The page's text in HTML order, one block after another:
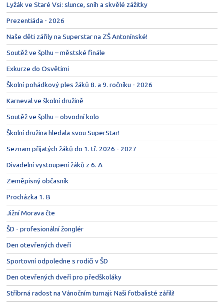
Lyžák ve Staré Vsi: slunce, sníh a skvělé zážitky
Prezentiáda - 2026
Naše děti zářily na Superstar na ZŠ Antonínské!
Soutěž ve šplhu – městské finále
Exkurze do Osvětimi
Školní pohádkový ples žáků 8. a 9. ročníku - 2026
Karneval ve školní družině
Soutěž ve šplhu – obvodní kolo
Školní družina hledala svou SuperStar!
Seznam přijatých žáků do 1. tř. 2026 - 2027
Divadelní vystoupení žáků z 6. A
Zeměpisný občasník
Procházka 1. B
Jižní Morava čte
ŠD - profesionální žonglér
Den otevřených dveří
Sportovní odpoledne s rodiči v ŠD
Den otevřených dveří pro předškoláky
Stříbrná radost na Vánočním turnaji: Naši fotbalisté zářili!